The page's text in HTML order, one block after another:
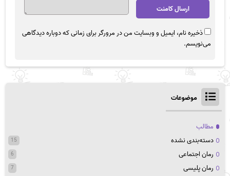
ذخیره نام، ایمیل و وبسایت من در مرورگر برای زمانی که دوباره دیدگاهی
می‌نویسم.
موضوعات
مطالب
دسته‌بندی نشده
15
رمان اجتماعی 6
رمان پلیسی 7